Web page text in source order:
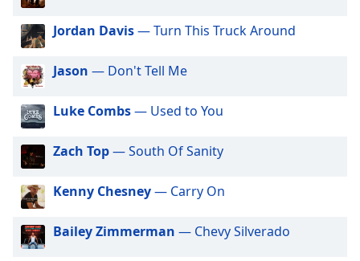
Track
in-
Picture
This
modal
window.
Beginning
Jordan Davis— Turn This Truck Around
Jason — Don't Tell Me
Luke Combs— Used to You
Zach Top— South Of Sanity
Kenny Chesney— Carry On
Bailey Zimmerman — Chevy Silverado